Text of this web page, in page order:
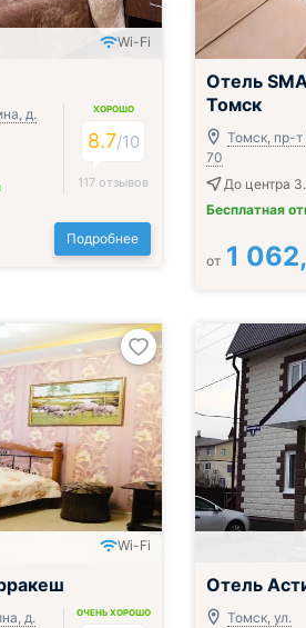
Wi-Fi
д.
ХОРОШО
8.7/10
117 отзывов
Подробнее
Отель
Томск
Томск, пр-т
70
До центра
Бесплатная
от 1
Wi-Fi
д.
ОЧЕНЬ ХОРОШО
Отель
Томск, ул.